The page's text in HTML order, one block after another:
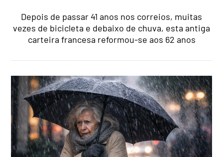
Depois de passar 41 anos nos correios, muitas
vezes de bicicleta e debaixo de chuva, esta antiga
carteira francesa reformou-se aos 62 anos